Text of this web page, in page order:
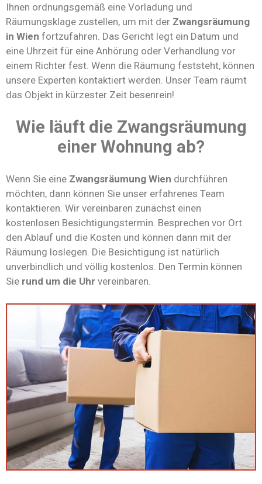
Ihnen ordnungsgemäß eine Vorladung und
Räumungsklage zustellen, um mit der Zwangsräumung
in Wien fortzufahren. Das Gericht legt ein Datum und
eine Uhrzeit für eine Anhörung oder Verhandlung vor
einem Richter fest. Wenn die Räumung feststeht, können
unsere Experten kontaktiert werden. Unser Team räumt
das Objekt in kürzester Zeit besenrein!
Wie läuft die Zwangsräumung
einer Wohnung ab?
Wenn Sie eine Zwangsräumung Wien durchführen
möchten, dann können Sie unser erfahrenes Team
kontaktieren. Wir vereinbaren zunächst einen
kostenlosen Besichtigungstermin. Besprechen vor Ort
den Ablauf und die Kosten und können dann mit der
Räumung loslegen. Die Besichtigung ist natürlich
unverbindlich und völlig kostenlos. Den Termin können
Sie rund um die Uhr vereinbaren.